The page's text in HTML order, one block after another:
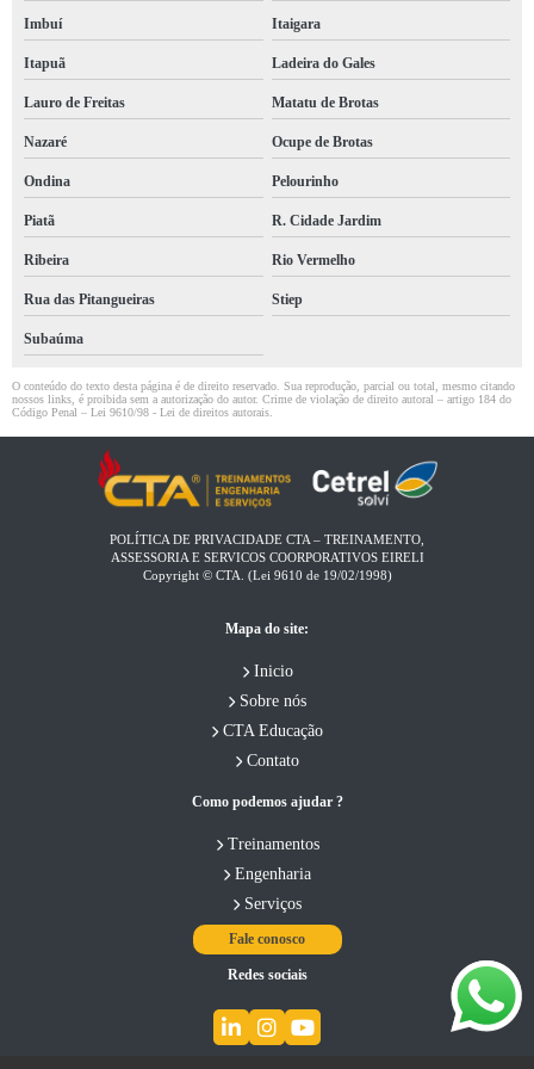
Imbuí Itaigara
Itapuã Ladeira do Gales
Lauro de Freitas Matatu de Brotas
Nazaré Ocupe de Brotas
Ondina Pelourinho
Piatã R. Cidade Jardim
Ribeira Rio Vermelho
Rua das Pitangueiras Stiep
Subaúma
O conteúdo do texto desta página é de direito reservado. Sua reprodução, parcial ou total, mesmo citando
nossos links, é proibida sem a autorização do autor. Crime de violação de direito autoral – artigo 184 do
Código Penal – Lei 9610/98 - Lei de direitos autorais
POLÍTICA DE PRIVACIDADE CTA – TREINAMENTO,
ASSESSORIA E SERVICOS COORPORATIVOS EIRELI​
Copyright © CTA. (Lei 9610 de 19/02/1998)
Mapa do site:
Inicio
Sobre nós
CTA Educação
Contato
Como podemos ajudar ?
Treinamentos
Engenharia
Serviços
Fale conosco
Redes sociais